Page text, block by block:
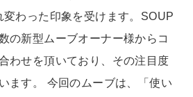
変わった印象を受けます。SOUP
の新型ムーブオーナー様からコ
わせを頂いており、その注目度
ます。 今回のムーブは、「使い